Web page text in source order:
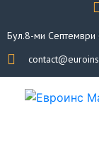
Бул.8-ми Септември